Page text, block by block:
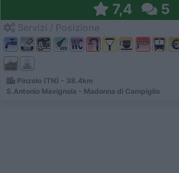
7,4 5
Pinzolo (TN) - 38.4km
S.Antonio Mavignola - Madonna di Campiglio